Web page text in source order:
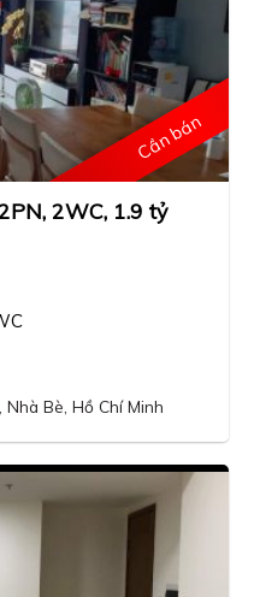
Cần bán
2WC, 1.9 tỷ
Nhà Bè, Hồ Chí Minh